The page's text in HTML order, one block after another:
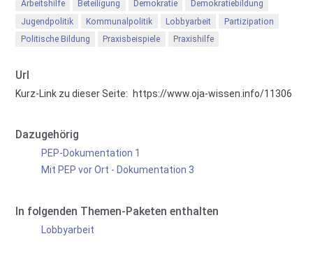
Arbeitshilfe Beteiligung Demokratie
Demokratiebildung
Jugendpolitik
Kommunalpolitik Lobbyarbeit
Partizipation
Politische Bildung
Praxisbeispiele Praxishilfe
Url
Kurz-Link zu dieser Seite: https://www.oja-wissen.info/11306
Dazugehörig
PEP-Dokumentation 1
Mit PEP vor Ort - Dokumentation 3
In folgenden Themen-Paketen enthalten
Lobbyarbeit